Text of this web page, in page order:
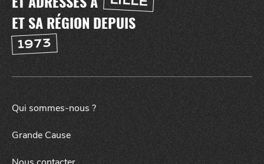
ET SA RÉGION DEPUIS
1973
Qui sommes-nous ?
Grande Cause